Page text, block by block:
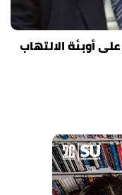
أوبئة الالتهاب